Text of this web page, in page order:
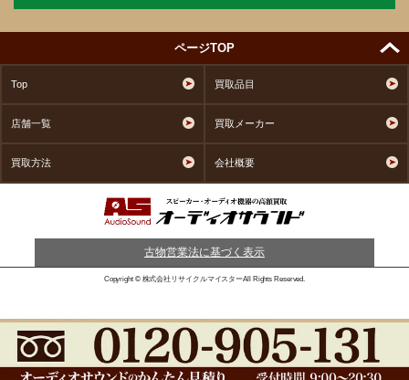
ページTOP
Top 買取品目
店舗一覧 買取メーカー
買取方法 会社概要
古物営業法に基づく表示
Copyright © 株式会社リサイクルマイスターAll Rights Reserved.